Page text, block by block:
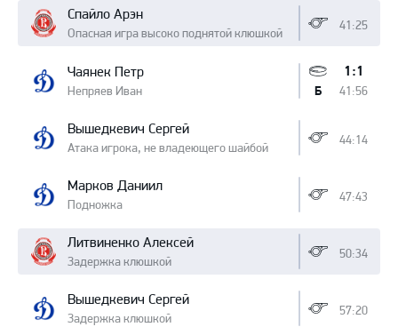
Спайло Арэн
Опасная игра высоко поднятой клюшкой
41:25
Чаянек Петр
Непряев Иван
1:1
41:56
Б
Вышедкевич Сергей
Атака игрока, не владеющего шайбой
44:14
Марков Даниил
Подножка
47:43
Литвиненко Алексей
Задержка клюшкой
50:34
Вышедкевич Сергей
Задержка клюшкой
57:20